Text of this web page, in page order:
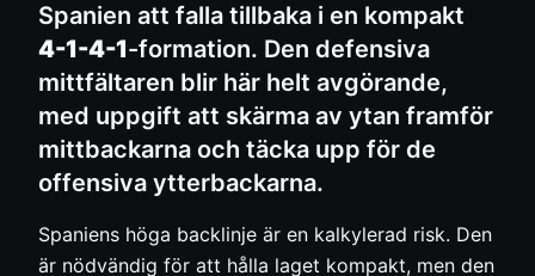
Spanien att falla tillbaka i en kompakt
4-1-4-1-formation. Den defensiva
mittfältaren blir här helt avgörande,
med uppgift att skärma av ytan framför
mittbackarna och täcka upp för de
offensiva ytterbackarna.
Spaniens höga backlinje är en kalkylerad risk. Den
är nödvändig för att hålla laget kompakt, men den